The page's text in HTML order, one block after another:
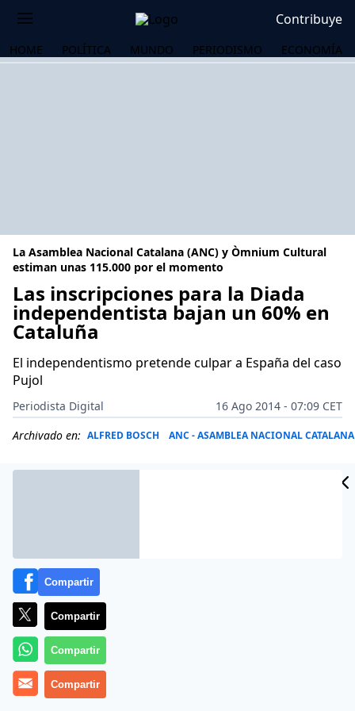
Contribuye
HOME POLÍTICA MUNDO PERIODISMO ECONOMÍA
La Asamblea Nacional Catalana (ANC) y Òmnium Cultural
estiman unas 115.000 por el momento
Las inscripciones para la Diada
independentista bajan un 60% en
Cataluña
El independentismo pretende culpar a España del caso
Pujol
Periodista Digital
16 Ago 2014 - 07:09 CET
Archivado en: ALFRED BOSCH ANC - ASAMBLEA NACIONAL CATALANA
La renuncia de Duran, el caso Pujol y los malos datos
Compartir
Compartir
Compartir
Compartir